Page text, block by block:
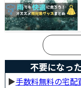
不要になっ
▶︎手数料無料の宅配